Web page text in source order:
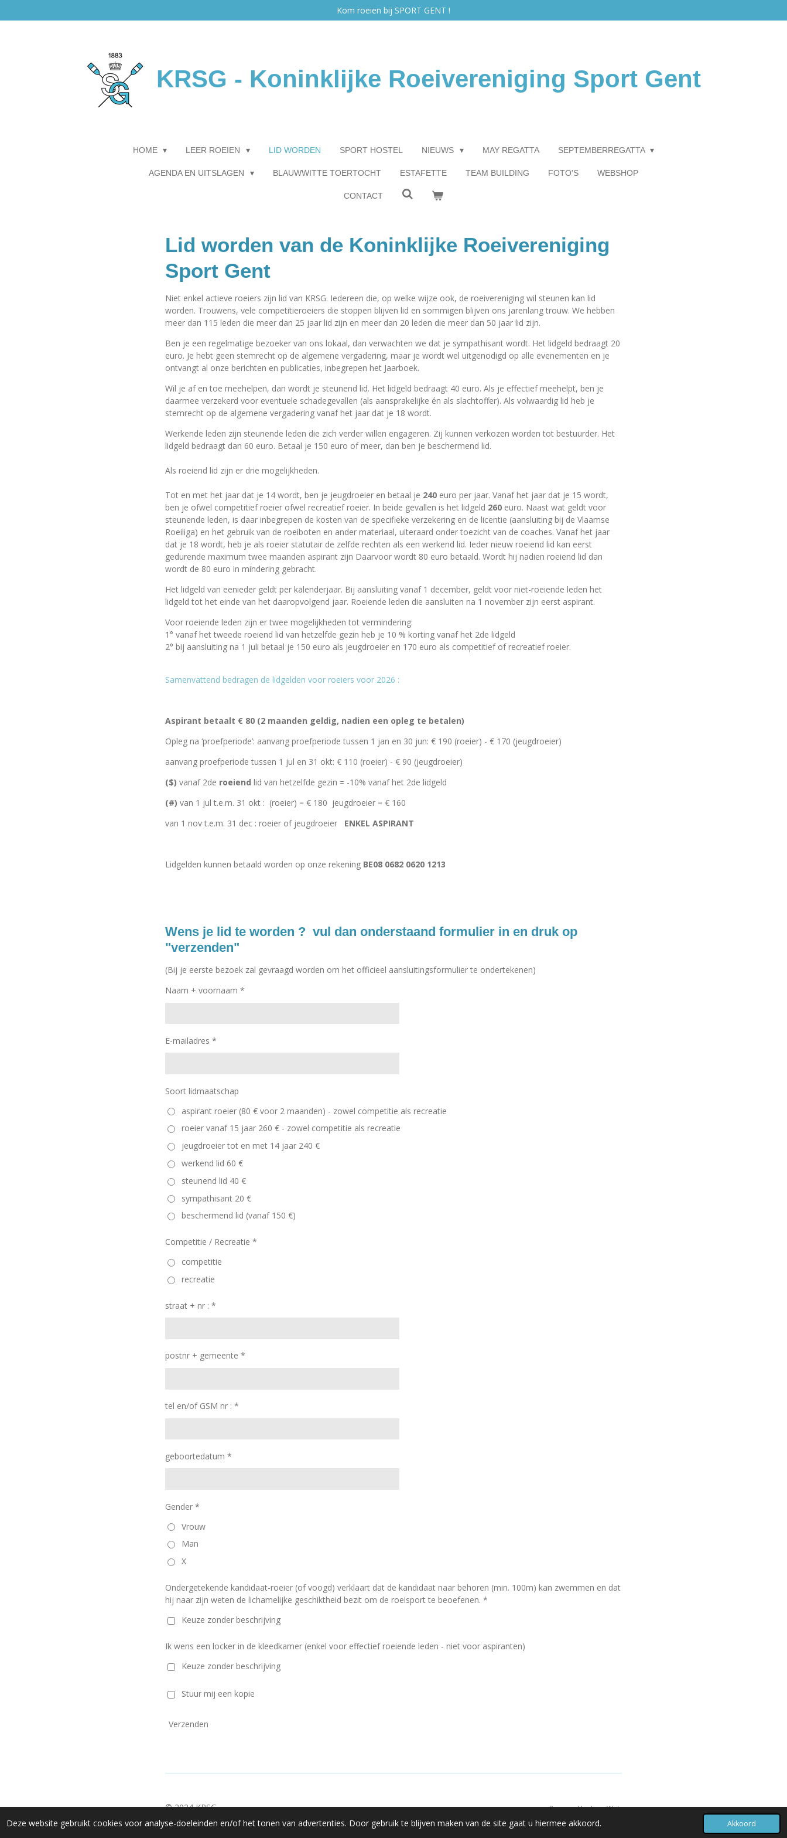
Deze website gebruikt cookies voor analyse-doeleinden en/of het tonen van advertenties. Door gebruik te blijven maken van de site gaat u hiermee akkoord. Akkoord
direct
Kom roeien bij SPORT GENT !
KRSG - Koninklijke Roeivereniging Sport Gent
HOME LEER ROEIEN LID WORDEN SPORT HOSTEL NIEUWS MAY REGATTA SEPTEMBERREGATTA
AGENDA EN UITSLAGEN BLAUWWITTE TOERTOCHT ESTAFETTE TEAM BUILDING FOTO'S WEBSHOP
CONTACT
Lid worden van de Koninklijke Roeivereniging
Sport Gent
Niet enkel actieve roeiers zijn lid van KRSG. Iedereen die, op welke wijze ook, de roeivereniging wil steunen kan lid
worden. Trouwens, vele competitieroeiers die stoppen blijven lid en sommigen blijven ons jarenlang trouw. We hebben
meer dan 115 leden die meer dan 25 jaar lid zijn en meer dan 20 leden die meer dan 50 jaar lid zijn.
Ben je een regelmatige bezoeker van ons lokaal, dan verwachten we dat je sympathisant wordt. Het lidgeld bedraagt 20
euro. Je hebt geen stemrecht op de algemene vergadering, maar je wordt wel uitgenodigd op alle evenementen en je
ontvangt al onze berichten en publicaties, inbegrepen het Jaarboek.
Wil je af en toe meehelpen, dan wordt je steunend lid. Het lidgeld bedraagt 40 euro. Als je effectief meehelpt, ben je
daarmee verzekerd voor eventuele schadegevallen (als aansprakelijke én als slachtoffer). Als volwaardig lid heb je
stemrecht op de algemene vergadering vanaf het jaar dat je 18 wordt.
Werkende leden zijn steunende leden die zich verder willen engageren. Zij kunnen verkozen worden tot bestuurder. Het
lidgeld bedraagt dan 60 euro. Betaal je 150 euro of meer, dan ben je beschermend lid.
Als roeiend lid zijn er drie mogelijkheden.
Tot en met het jaar dat je 14 wordt, ben je jeugdroeier en betaal je 240 euro per jaar. Vanaf het jaar dat je 15 wordt,
ben je ofwel competitief roeier ofwel recreatief roeier. In beide gevallen is het lidgeld 260 euro. Naast wat geldt voor
steunende leden, is daar inbegrepen de kosten van de specifieke verzekering en de licentie (aansluiting bij de Vlaamse
Roeiliga) en het gebruik van de roeiboten en ander materiaal, uiteraard onder toezicht van de coaches. Vanaf het jaar
dat je 18 wordt, heb je als roeier statutair de zelfde rechten als een werkend lid. Ieder nieuw roeiend lid kan eerst
gedurende maximum twee maanden aspirant zijn Daarvoor wordt 80 euro betaald. Wordt hij nadien roeiend lid dan
wordt de 80 euro in mindering gebracht.
Het lidgeld van eenieder geldt per kalenderjaar. Bij aansluiting vanaf 1 december, geldt voor niet-roeiende leden het
lidgeld tot het einde van het daaropvolgend jaar. Roeiende leden die aansluiten na 1 november zijn eerst aspirant.
Voor roeiende leden zijn er twee mogelijkheden tot vermindering:
1° vanaf het tweede roeiend lid van hetzelfde gezin heb je 10 % korting vanaf het 2de lidgeld
2° bij aansluiting na 1 juli betaal je 150 euro als jeugdroeier en 170 euro als competitief of recreatief roeier.
Samenvattend bedragen de lidgelden voor roeiers voor 2026 :
Aspirant betaalt € 80 (2 maanden geldig, nadien een opleg te betalen)
Opleg na ‘proefperiode’: aanvang proefperiode tussen 1 jan en 30 jun: € 190 (roeier) - € 170 (jeugdroeier)
aanvang proefperiode tussen 1 jul en 31 okt: € 110 (roeier) - € 90 (jeugdroeier)
($) vanaf 2de roeiend lid van hetzelfde gezin = -10% vanaf het 2de lidgeld
(#) van 1 jul t.e.m. 31 okt : (roeier) = € 180 jeugdroeier = € 160
van 1 nov t.e.m. 31 dec : roeier of jeugdroeier ENKEL ASPIRANT
Lidgelden kunnen betaald worden op onze rekening BE08 0682 0620 1213
Wens je lid te worden ? vul dan onderstaand formulier in en druk op
"verzenden"
(Bij je eerste bezoek zal gevraagd worden om het officieel aansluitingsformulier te ondertekenen)
Naam + voornaam *
E-mailadres *
Soort lidmaatschap
aspirant roeier (80 € voor 2 maanden) - zowel competitie als recreatie
roeier vanaf 15 jaar 260 € - zowel competitie als recreatie
jeugdroeier tot en met 14 jaar 240 €
werkend lid 60 €
steunend lid 40 €
sympathisant 20 €
beschermend lid (vanaf 150 €)
Competitie / Recreatie *
competitie
recreatie
straat + nr : *
postnr + gemeente *
tel en/of GSM nr : *
geboortedatum *
Gender *
Vrouw
Man
X
Ondergetekende kandidaat-roeier (of voogd) verklaart dat de kandidaat naar behoren (min. 100m) kan zwemmen en dat
hij naar zijn weten de lichamelijke geschiktheid bezit om de roeisport te beoefenen. *
Keuze zonder beschrijving
Ik wens een locker in de kleedkamer (enkel voor effectief roeiende leden - niet voor aspiranten)
Keuze zonder beschrijving
Stuur mij een kopie
Verzenden
© 2024 KRSG Powered byJouwWeb